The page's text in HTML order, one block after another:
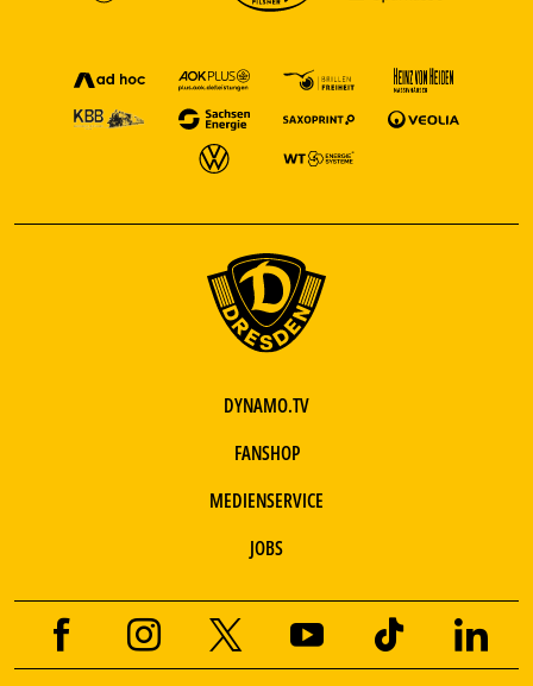
DYNAMO.TV
FANSHOP
MEDIENSERVICE
JOBS